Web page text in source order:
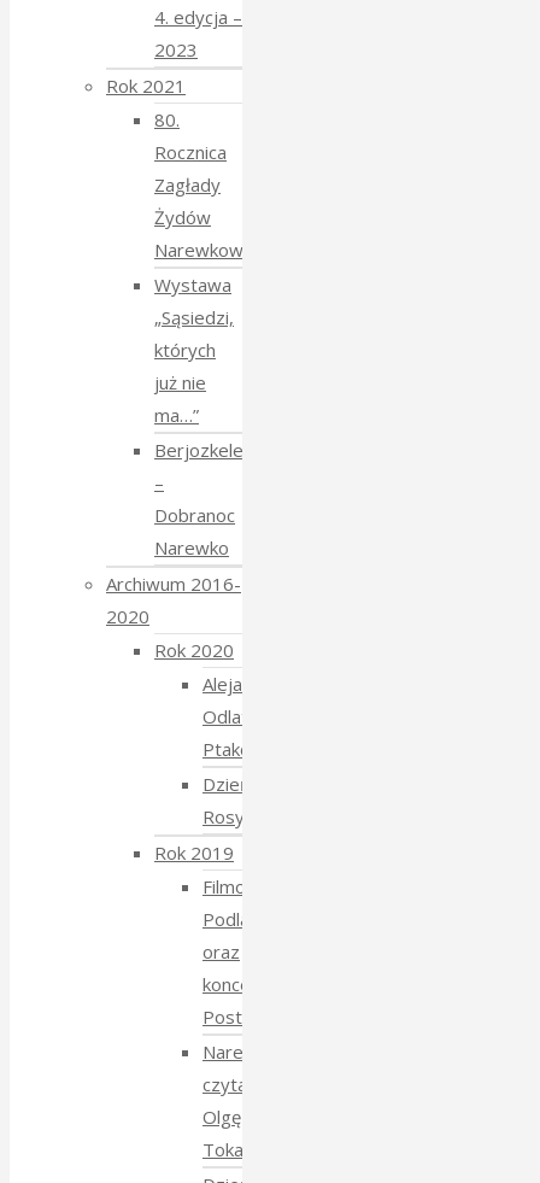
4. edycja –
2023
Rok 2021
80.
Rocznica
Zagłady
Żydów
Narewkowskich
Wystawa
„Sąsiedzi,
których
już nie
ma…”
Berjozkele
–
Dobranoc
Narewko
Archiwum 2016-
2020
Rok 2020
Aleja
Odlatujących
Ptaków
Dzień
Rosyjski
Rok 2019
Filmowe
Podlasie
oraz
koncert
Postmana
Narewka
czyta
Olgę
Tokarczuk